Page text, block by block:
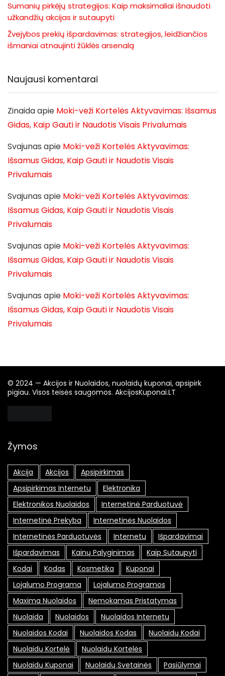
Sumanių pirkėjų strategijos: Kaip maksimaliai išnaudoti
užkandžių akcijas ir sutaupyti
Žvejybos prekių išpardavimas: strategijos, leidžiančios
išmaniai atnaujinti žūklės arsenalą
Naujausi komentarai
Zinaidaapie Moki-veži Kortelės Aktyvavimas: Išsamus
Gidas, Kaip Gauti ir Naudotis Visais Privalumais
Svajunas apie Moki-veži Kortelės Aktyvavimas:
Išsamus Gidas, Kaip Gauti ir Naudotis Visais
Privalumais
Svajunas apie Moki-veži Kortelės Aktyvavimas:
Išsamus Gidas, Kaip Gauti ir Naudotis Visais
Privalumais
Svajunas apie Moki-veži Kortelės Aktyvavimas:
Išsamus Gidas, Kaip Gauti ir Naudotis Visais
Privalumais
Svajunas apie Moki-veži Kortelės Aktyvavimas:
Išsamus Gidas, Kaip Gauti ir Naudotis Visais
Privalumais
© 2024 — Akcijos ir Nuolaidos, nuolaidų kuponai, apsipirk
pigiau. Visos teisės saugomos. AkcijosKuponai.LT
Žymos
Akcija Akcijos
Apsipirkimas
Apsipirkimas Internetu
Elektronika
Elektronikos Nuolaidos
Internetinė Parduotuvė
Internetinė Prekyba
Internetinės Nuolaidos
Internetinės Parduotuvės
Internetu
Išpardavimai
Išpardavimas
Kainų Palyginimas
Kaip Sutaupyti
Kodai
Kodas Kosmetika
Kuponai
Lojalumo Programa
Lojalumo Programos
Maxima Nuolaidos
Nemokamas Pristatymas
Nuolaida
Nuolaidos
Nuolaidos Internetu
Nuolaidos Kodai
Nuolaidos Kodas
Nuolaidų Kodai
Nuolaidų Kortelė
Nuolaidų Kortelės
Nuolaidų Kuponai
Nuolaidų Svetainės Pasiūlymai